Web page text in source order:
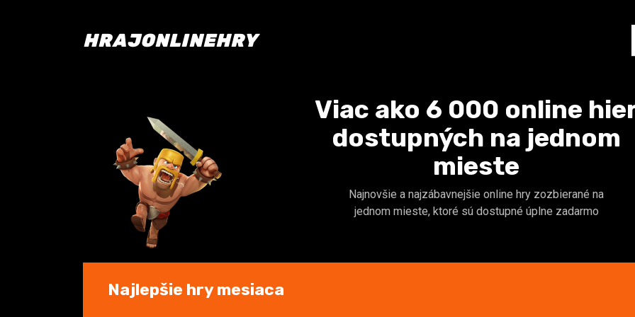
HRAJONLINEHRY
Viac ako 6 000 online
dostupných na jednom
mieste
Najnovšie a najzábavnejšie online hry zozbierané na
jednom mieste, ktoré sú dostupné úplne zadarmo
Najlepšie hry mesiaca